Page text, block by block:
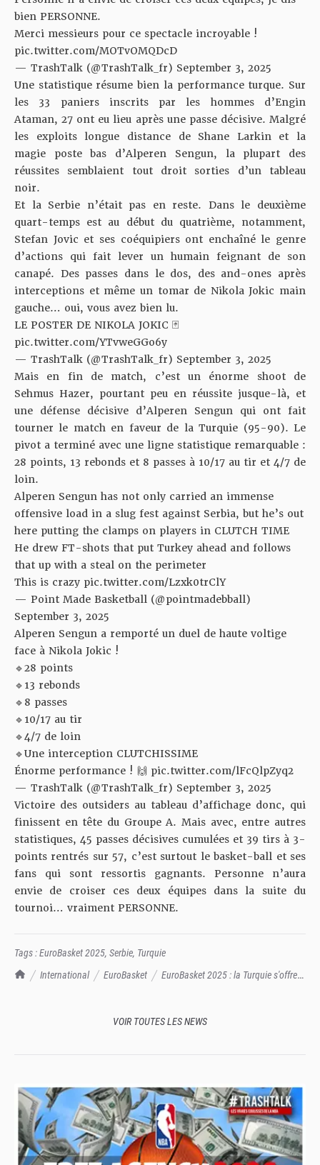
TrashTalk Actu NBA
International EuroBasket
EuroBasket 2025 : la Turquie s'offre
bien PERSONNE.
Merci messieurs pour ce spectacle incroyable !
pic.twitter.com/MOTvOMQDcD
— TrashTalk (@TrashTalk_fr) September 3, 2025
Une statistique résume bien la performance turque. Sur
les 33 paniers inscrits par les hommes d’Engin
Ataman, 27 ont eu lieu après une passe décisive. Malgré
les exploits longue distance de Shane Larkin et la
magie poste bas d’Alperen Sengun, la plupart des
réussites semblaient tout droit sorties d’un tableau
noir.
Et la Serbie n’était pas en reste. Dans le deuxième
quart-temps est au début du quatrième, notamment,
Stefan Jovic et ses coéquipiers ont enchaîné le genre
d’actions qui fait lever un humain feignant de son
canapé. Des passes dans le dos, des and-ones après
interceptions et même un tomar de Nikola Jokic main
gauche… oui, vous avez bien lu.
LE POSTER DE NIKOLA JOKIC 🃏
pic.twitter.com/YTvweGGo6y
— TrashTalk (@TrashTalk_fr) September 3, 2025
Mais en fin de match, c’est un énorme shoot de
Sehmus Hazer, pourtant peu en réussite jusque-là, et
une défense décisive d’Alperen Sengun qui ont fait
tourner le match en faveur de la Turquie (95-90). Le
pivot a terminé avec une ligne statistique remarquable :
28 points, 13 rebonds et 8 passes à 10/17 au tir et 4/7 de
loin.
Alperen Sengun has not only carried an immense
offensive load in a slug fest against Serbia, but he’s out
here putting the clamps on players in CLUTCH TIME
He drew FT-shots that put Turkey ahead and follows
that up with a steal on the perimeter
This is crazy pic.twitter.com/Lzxk0trClY
— Point Made Basketball (@pointmadebball)
September 3, 2025
Alperen Sengun a remporté un duel de haute voltige
face à Nikola Jokic !
🔹28 points
🔹13 rebonds
🔹8 passes
🔹10/17 au tir
🔹4/7 de loin
🔹Une interception CLUTCHISSIME
Énorme performance ! 🙌 pic.twitter.com/lFcQlpZyq2
— TrashTalk (@TrashTalk_fr) September 3, 2025
Victoire des outsiders au tableau d’affichage donc, qui
finissent en tête du Groupe A. Mais avec, entre autres
statistiques, 45 passes décisives cumulées et 39 tirs à 3-
points rentrés sur 57, c’est surtout le basket-ball et ses
fans qui sont ressortis gagnants. Personne n’aura
envie de croiser ces deux équipes dans la suite du
tournoi… vraiment PERSONNE.
Tags :EuroBasket 2025, Serbie, Turquie
VOIR TOUTES LES NEWS